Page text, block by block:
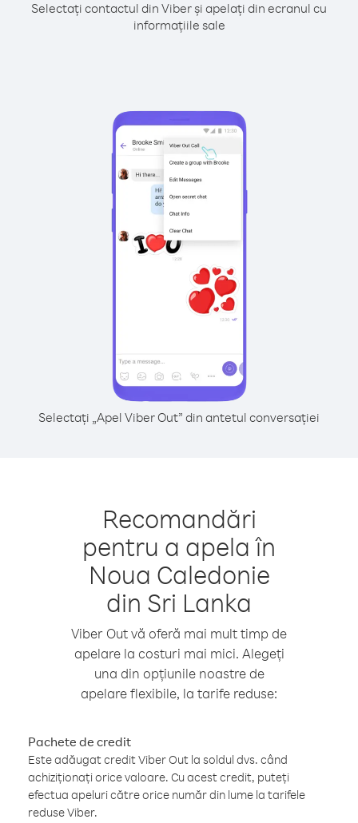
Selectați contactul din Viber și apelați din ecranul cu
informațiile sale
Selectați „Apel Viber Out” din antetul conversației
Recomandări
pentru a apela în
Noua Caledonie
din Sri Lanka
Viber Out vă oferă mai mult timp de
apelare la costuri mai mici. Alegeți
una din opțiunile noastre de
apelare flexibile, la tarife reduse:
Pachete de credit
Este adăugat credit Viber Out la soldul dvs. când
achiziționați orice valoare. Cu acest credit, puteți
efectua apeluri către orice număr din lume la tarifele
reduse Viber.